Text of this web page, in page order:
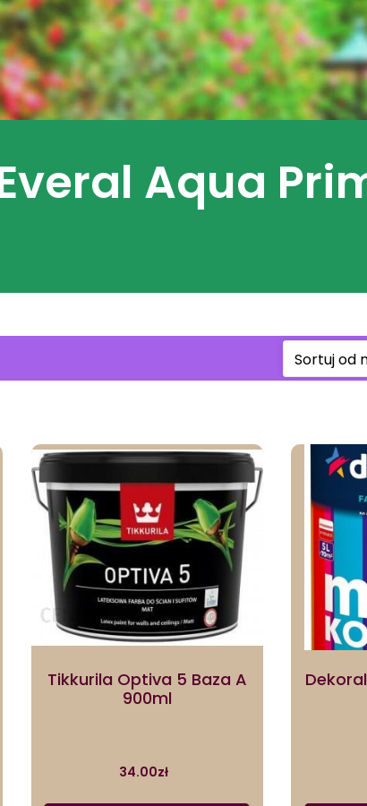
Aqua
Tikkurila Optiva 5 Baza A
900ml
34.00zł